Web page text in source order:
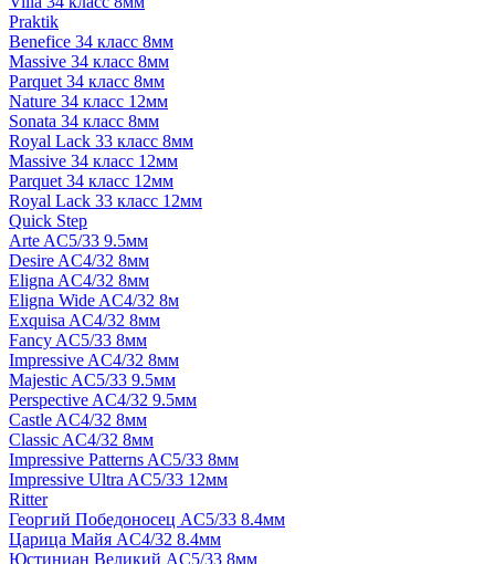
Praktik
Benefice 34 класс 8мм
Massive 34 класс 8мм
Parquet 34 класс 8мм
Nature 34 класс 12мм
Sonata 34 класс 8мм
Royal Lack 33 класс 8мм
Massive 34 класс 12мм
Parquet 34 класс 12мм
Royal Lack 33 класс 12мм
Quick Step
Arte AC5/33 9.5мм
Desire AC4/32 8мм
Eligna AC4/32 8мм
Eligna Wide AC4/32 8м
Exquisa AC4/32 8мм
Fancy AC5/33 8мм
Impressive AC4/32 8мм
Majestic AC5/33 9.5мм
Perspective AC4/32 9.5мм
Castle AC4/32 8мм
Classic AC4/32 8мм
Impressive Patterns AC5/33 8мм
Impressive Ultra AC5/33 12мм
Ritter
Георгий Победоносец AC5/33 8.4мм
Царица Майя AC4/32 8.4мм
Юстиниан Великий AC5/33 8мм